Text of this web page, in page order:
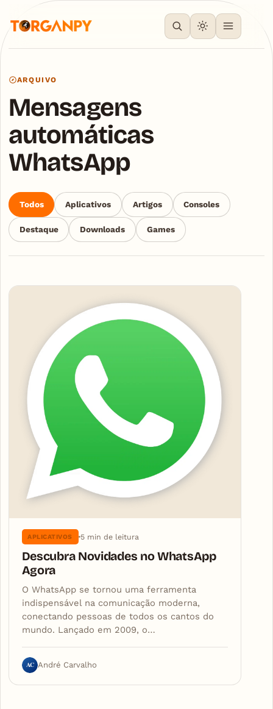
ARQUIVO
Mensagens
automáticas
WhatsApp
Todos Aplicativos Artigos Consoles
Destaque Downloads Games
Articles
APLICATIVOS 5 min de leitura
Descubra Novidades no WhatsApp
Agora
O WhatsApp se tornou uma ferramenta
indispensável na comunicação moderna,
conectando pessoas de todos os cantos do
mundo. Lançado em 2009, o…
AC André Carvalho